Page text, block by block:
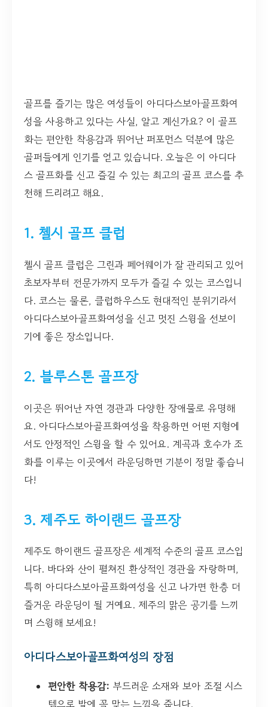
골프를 즐기는 많은 여성들이 아디다스보아골프화여
성을 사용하고 있다는 사실, 알고 계신가요? 이 골프
화는 편안한 착용감과 뛰어난 퍼포먼스 덕분에 많은
골퍼들에게 인기를 얻고 있습니다. 오늘은 이 아디다
스 골프화를 신고 즐길 수 있는 최고의 골프 코스를 추
천해 드리려고 해요.
1. 첼시 골프 클럽
첼시 골프 클럽은 그린과 페어웨이가 잘 관리되고 있어
초보자부터 전문가까지 모두가 즐길 수 있는 코스입니
다. 코스는 물론, 클럽하우스도 현대적인 분위기라서
아디다스보아골프화여성을 신고 멋진 스윙을 선보이
기에 좋은 장소입니다.
2. 블루스톤 골프장
이곳은 뛰어난 자연 경관과 다양한 장애물로 유명해
요. 아디다스보아골프화여성을 착용하면 어떤 지형에
서도 안정적인 스윙을 할 수 있어요. 계곡과 호수가 조
화를 이루는 이곳에서 라운딩하면 기분이 정말 좋습니
다!
3. 제주도 하이랜드 골프장
제주도 하이랜드 골프장은 세계적 수준의 골프 코스입
니다. 바다와 산이 펼쳐진 환상적인 경관을 자랑하며,
특히 아디다스보아골프화여성을 신고 나가면 한층 더
즐거운 라운딩이 될 거예요. 제주의 맑은 공기를 느끼
며 스윙해 보세요!
아디다스보아골프화여성의 장점
편안한 착용감: 부드러운 소재와 보아 조절 시스
템으로 발에 꼭 맞는 느낌을 줍니다.